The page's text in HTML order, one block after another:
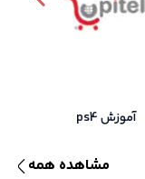
آموزش ps4
مشاهده همه